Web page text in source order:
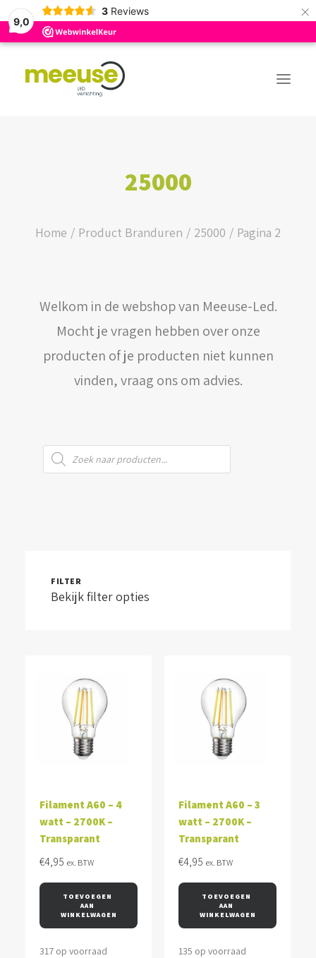
9,0
3 Reviews ×
BUDGET ASSORTIMENT
WEBSHOP
LOGIN / REGISTER
WINKELWAGEN
25000
Home Product Branduren 25000 Pagina 2
Welkom in de webshop van Meeuse-Led.
Mocht je vragen hebben over onze
producten of je producten niet kunnen
vinden, vraag ons om advies.
Producten
zoeken
FILTER
Bekijk filter opties
Filament A60 – 4
watt – 2700K –
Transparant
€4,95 ex. BTW
TOEVOEGEN
AAN
WINKELWAGEN
317 op voorraad
Filament A60 – 3
watt – 2700K –
Transparant
€4,95 ex. BTW
TOEVOEGEN
AAN
WINKELWAGEN
135 op voorraad